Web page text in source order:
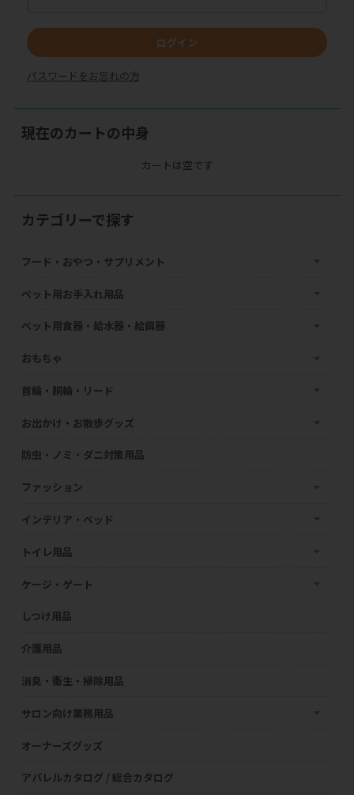
ログイン
パスワードをお忘れの方
現在のカートの中身
カートは空です
カテゴリーで探す
フード・おやつ・サプリメント
ペット用お手入れ用品
ペット用食器・給水器・給餌器
おもちゃ
首輪・胴輪・リード
お出かけ・お散歩グッズ
防虫・ノミ・ダニ対策用品
ファッション
インテリア・ベッド
トイレ用品
ケージ・ゲート
しつけ用品
介護用品
消臭・衛生・掃除用品
サロン向け業務用品
オーナーズグッズ
アパレルカタログ / 総合カタログ